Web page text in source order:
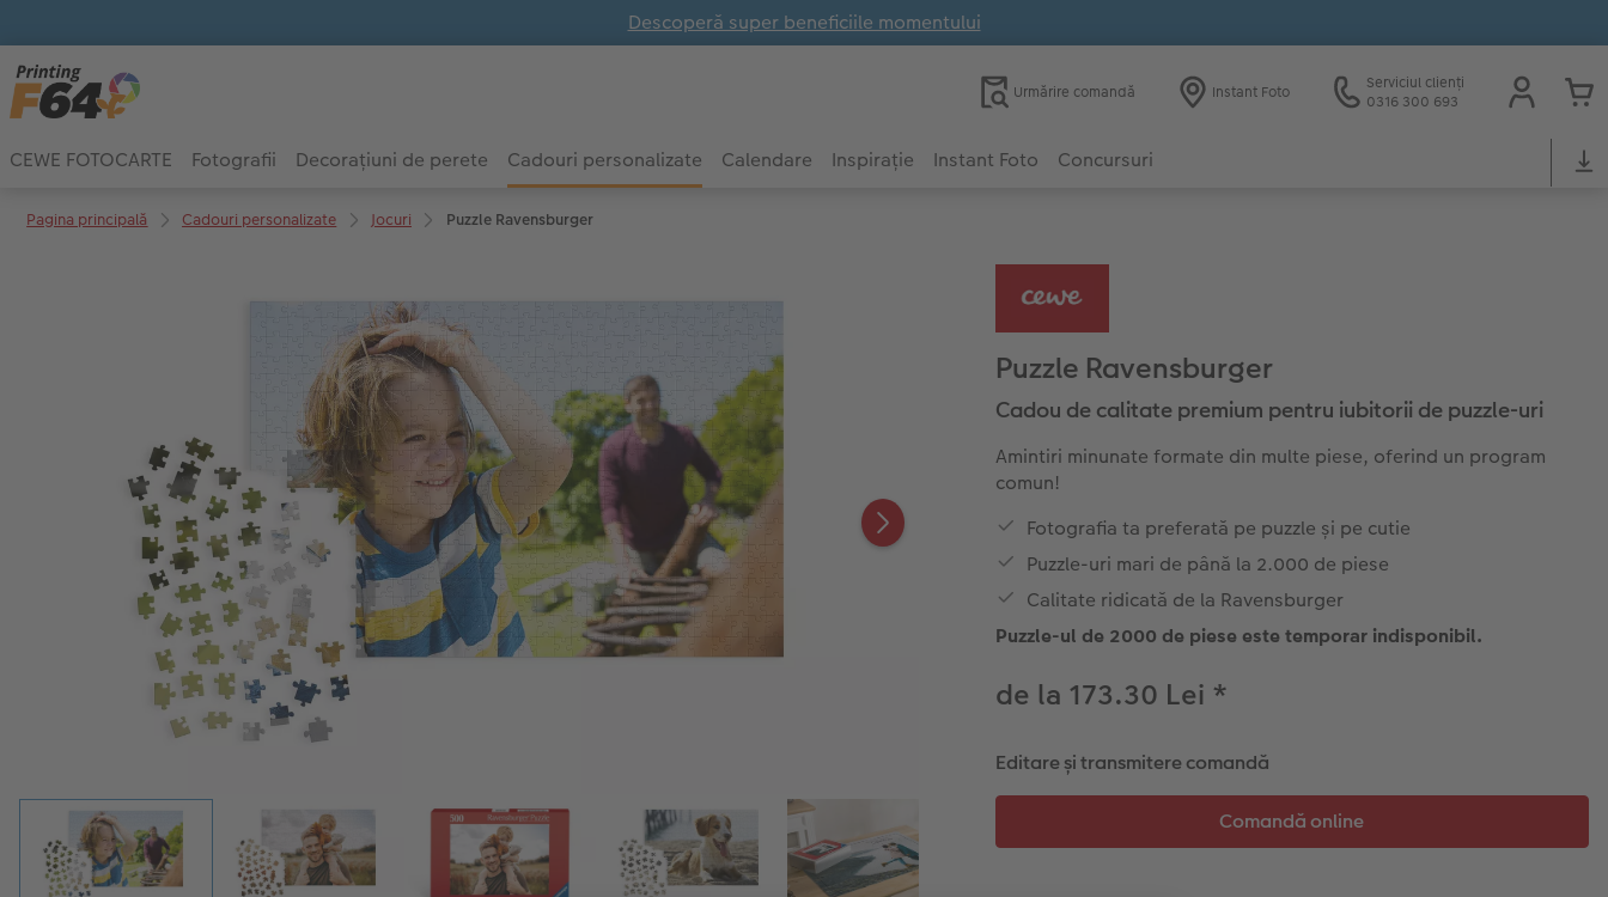
Descoperă super beneficiile momentului
Urmărire comandă Instant Foto
Serviciul clienți
0316 300 693
CEWE FOTOCARTE Fotografii Decorațiuni de perete Cadouri personalizate Calendare Inspirație Instant Foto Concursuri
Pagina principală Cadouri personalizate Jocuri Puzzle Ravensburger
Puzzle Ravensburger
Cadou de calitate premium pentru iubitorii de puzzle-uri
Amintiri minunate formate din multe piese, oferind un program
comun!
Fotografia ta preferată pe puzzle și pe cutie
Puzzle-uri mari de până la 2.000 de piese
Calitate ridicată de la Ravensburger
Puzzle-ul de 2000 de piese este temporar indisponibil.
de la 173.30 Lei *
Editare și transmitere comandă